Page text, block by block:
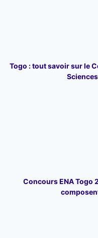
Togo : tout savoir sur le
Concours ENA Togo